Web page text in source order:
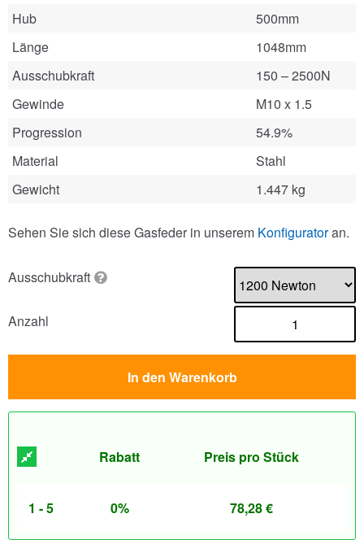
Hub
500mm
Länge
1048mm
Ausschubkraft
150 – 2500N
Gewinde
M10 x 1.5
Progression
54.9%
Material
Stahl
Gewicht
1.447 kg
Sehen Sie sich diese Gasfeder in unserem Konfiguratoran.
Ausschubkraft
Anzahl
In den Warenkorb
Rabatt Preis pro Stück
1 - 5 0% 78,28€